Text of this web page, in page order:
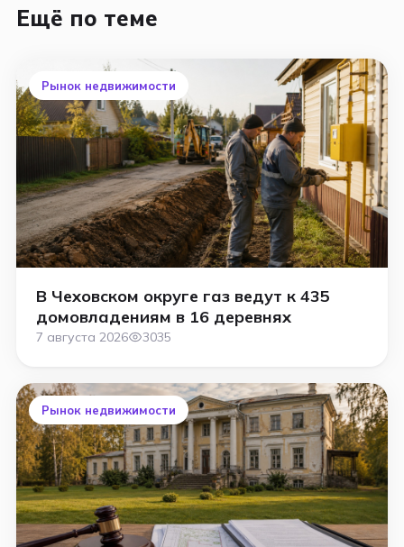
Ещё по теме
Рынок недвижимости
В Чеховском округе газ ведут к 435
домовладениям в 16 деревнях
7 августа 2026 3035
Рынок недвижимости